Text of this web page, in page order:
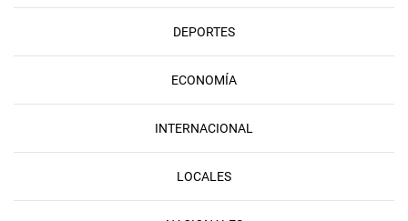
DEPORTES
ECONOMÍA
INTERNACIONAL
LOCALES